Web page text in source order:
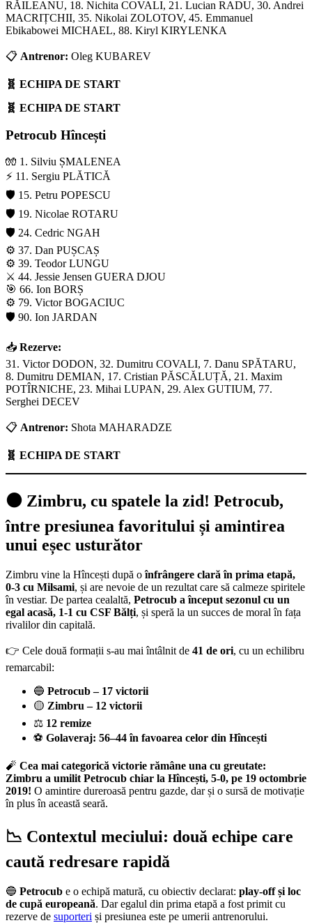
RĂILEANU, 18. Nichita COVALI, 21. Lucian RADU, 30. Andrei
MACRIȚCHII, 35. Nikolai ZOLOTOV, 45. Emmanuel
Ebikabowei MICHAEL, 88. Kiryl KIRYLENKA
📋 Antrenor: Oleg KUBAREV
🧬 ECHIPA DE START
🧬 ECHIPA DE START
Petrocub Hîncești
🧤 1. Silviu ȘMALENEA
⚡ 11. Sergiu PLĂTICĂ
🛡️ 15. Petru POPESCU
🛡️ 19. Nicolae ROTARU
🛡️ 24. Cedric NGAH
⚙️ 37. Dan PUȘCAȘ
⚙️ 39. Teodor LUNGU
⚔️ 44. Jessie Jensen GUERA DJOU
🎯 66. Ion BORȘ
⚙️ 79. Victor BOGACIUC
🛡️ 90. Ion JARDAN
📥 Rezerve:
31. Victor DODON, 32. Dumitru COVALI, 7. Danu SPĂTARU,
8. Dumitru DEMIAN, 17. Cristian PĂSCĂLUȚĂ, 21. Maxim
POTÎRNICHE, 23. Mihai LUPAN, 29. Alex GUTIUM, 77.
Serghei DECEV
📋 Antrenor: Shota MAHARADZE
🧬 ECHIPA DE START
⚫ Zimbru, cu spatele la zid! Petrocub,
între presiunea favoritului și amintirea
unui eșec usturător
Zimbru vine la Hîncești după oînfrângere clară în prima etapă,
0-3 cu Milsami, și are nevoie de un rezultat care să calmeze spiritele
în vestiar. De partea cealaltă, Petrocub a început sezonul cu un
egal acasă, 1-1 cu CSF Bălți, și speră la un succes de moral în fața
rivalilor din capitală.
👉 Cele două formații s-au mai întâlnit de 41 de ori, cu un echilibru
remarcabil:
🔵 Petrocub – 17 victorii
🟡 Zimbru – 12 victorii
⚖️ 12 remize
⚽ Golaveraj: 56–44 în favoarea celor din Hîncești
🧨 Cea mai categorică victorie rămâne una cu greutate:
Zimbru a umilit Petrocub chiar la Hîncești, 5-0, pe 19 octombrie
2019! O amintire dureroasă pentru gazde, dar și o sursă de motivație
în plus în această seară.
📉 Contextul meciului: două echipe care
caută redresare rapidă
🔵 Petrocub e o echipă matură, cu obiectiv declarat: play-off și loc
de cupă europeană. Dar egalul din prima etapă a fost primit cu
rezerve de suporteri și presiunea este pe umerii antrenorului.